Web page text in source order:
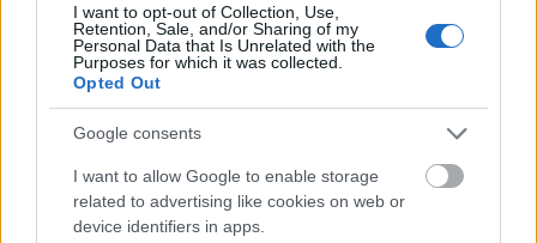
I want to opt-out of Collection, Use,
Retention, Sale, and/or Sharing of my
Personal Data that Is Unrelated with the
Purposes for which it was collected.
Opted Out
Google consents
I want to allow Google to enable storage
related to advertising like cookies on web or
device identifiers in apps.
Sokféle vélemény
2009. szeptember 05.